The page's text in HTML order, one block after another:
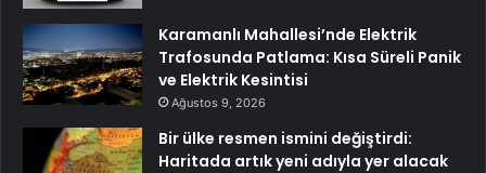
Karamanlı Mahallesi’nde Elektrik
Trafosunda Patlama: Kısa Süreli Panik
ve Elektrik Kesintisi
Ağustos 9, 2026
Bir ülke resmen ismini değiştirdi:
Haritada artık yeni adıyla yer alacak